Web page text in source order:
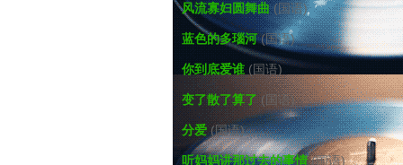
风流寡妇圆舞曲(国语)
蓝色的多瑙河(国语)
你到底爱谁 (国语)
变了散了算了(国语)
分爱(国语)
听妈妈讲那过去的事情(国语)